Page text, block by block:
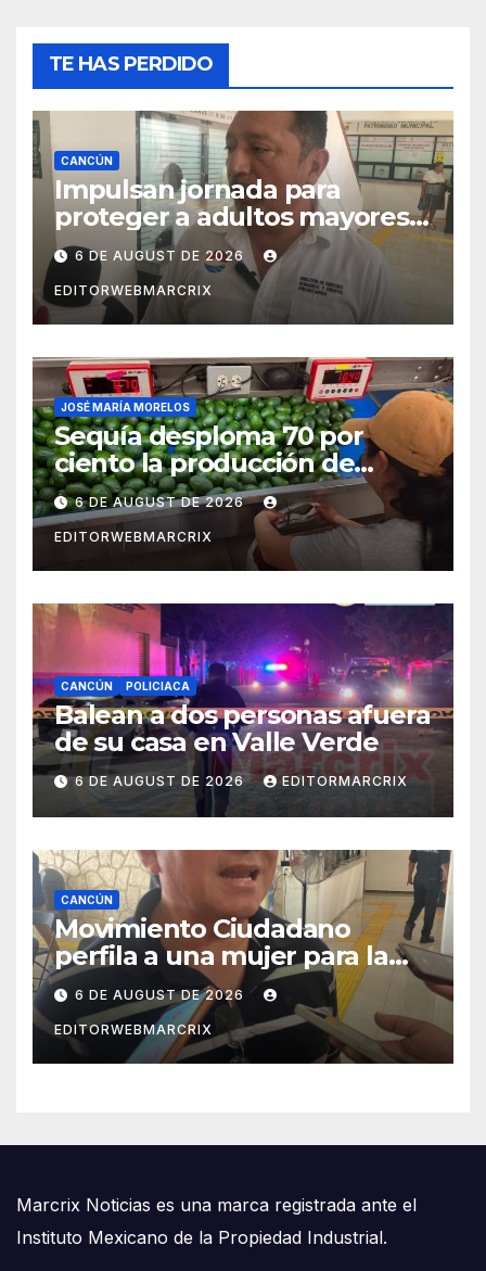
TE HAS PERDIDO
CANCÚN
Impulsan jornada para
proteger a adultos mayores
de fraudes en Cancún
6 DE AUGUST DE 2026
EDITORWEBMARCRIX
JOSÉ MARÍA MORELOS
Sequía desploma 70 por
ciento la producción de
aguacate en Candelaria
6 DE AUGUST DE 2026
EDITORWEBMARCRIX
CANCÚN POLICIACA
Balean a dos personas afuera
de su casa en Valle Verde
6 DE AUGUST DE 2026 EDITORMARCRIX
CANCÚN
Movimiento Ciudadano
perfila a una mujer para la
candidatura en Cancún
6 DE AUGUST DE 2026
EDITORWEBMARCRIX
Marcrix Noticias es una marca registrada ante el
Instituto Mexicano de la Propiedad Industrial.